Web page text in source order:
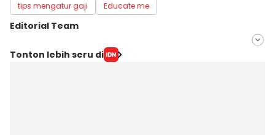
tips mengatur gaji
Educate me
Editorial Team
Editor
Tonton lebih seru di